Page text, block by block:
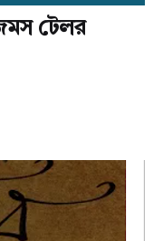
টেলর